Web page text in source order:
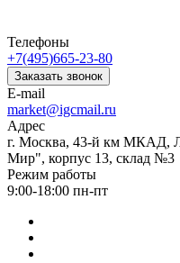
Телефоны
+7(495)665-23-80
Заказать звонок
E-mail
market@igcmail.ru
Адрес
г. Москва, 43-й км МКАД,
Мир", корпус 13, склад №3
Режим работы
9:00-18:00 пн-пт